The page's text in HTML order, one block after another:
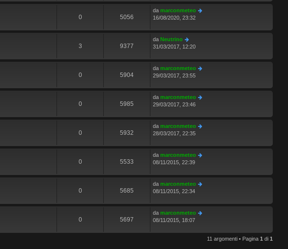
0 5056
da marconmeteo
16/08/2020, 23:32
3 9377
da Neutrino
31/03/2017, 12:20
0 5904
da marconmeteo
29/03/2017, 23:55
0 5985
da marconmeteo
29/03/2017, 23:46
0 5932
da marconmeteo
28/03/2017, 22:35
0 5533
da marconmeteo
08/11/2015, 22:39
0 5685
da marconmeteo
08/11/2015, 22:34
0 5697
da marconmeteo
08/11/2015, 18:07
11 argomenti • Pagina 1 di 1